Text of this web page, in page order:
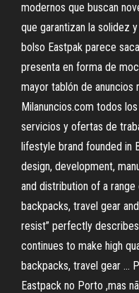
modernos que buscan
que garantizan la solidez
bolso Eastpak parece
presenta en forma de
mayor tablón de anuncios
Milanuncios.com todos
servicios y ofertas de
lifestyle brand founded in
design, development,
and distribution of a
backpacks, travel gear
resist” perfectly
continues to make high
backpacks, travel gear …
Eastpack no Porto ,mas